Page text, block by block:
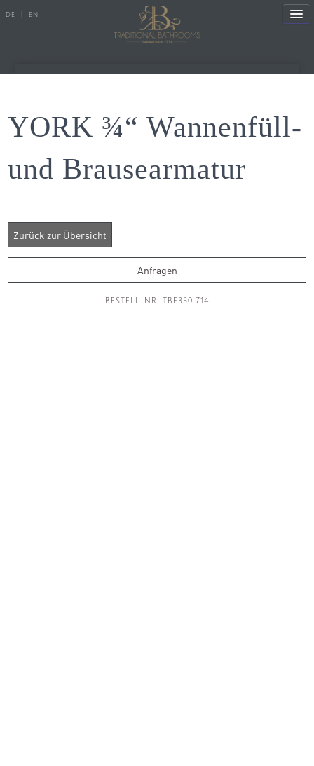
DE | EN
Duscharmaturen
Duschen
YORK ¾“ Wannenfüll-
und Brausearmatur
Anfragen
BESTELL-NR: TBE350.714